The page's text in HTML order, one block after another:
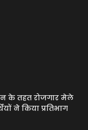
के तहत रोजगार मेले
ने किया प्रतिभाग